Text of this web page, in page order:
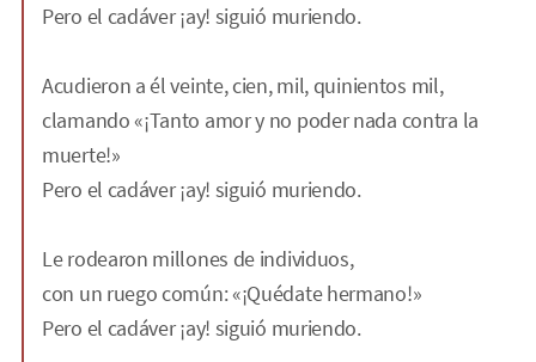
Pero el cadáver ¡ay! siguió muriendo.
Acudieron a él veinte, cien, mil, quinientos mil,
clamando «¡Tanto amor y no poder nada contra la
muerte!»
Pero el cadáver ¡ay! siguió muriendo.
Le rodearon millones de individuos,
con un ruego común: «¡Quédate hermano!»
Pero el cadáver ¡ay! siguió muriendo.